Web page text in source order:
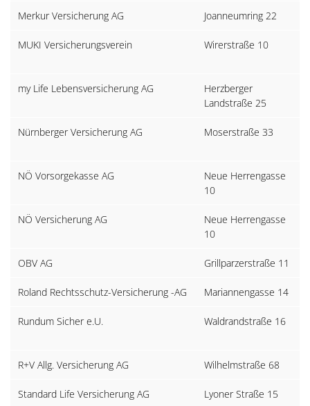
Merkur Versicherung AG Joanneumring 22
MUKI Versicherungsverein Wirerstraße 10
my Life Lebensversicherung AG
Herzberger
Landstraße 25
Nürnberger Versicherung AG Moserstraße 33
NÖ Vorsorgekasse AG
Neue Herrengasse
10
NÖ Versicherung AG
Neue Herrengasse
10
OBV AG Grillparzerstraße 11
Roland Rechtsschutz-Versicherung -AG Mariannengasse 14
Rundum Sicher e.U. Waldrandstraße 16
R+V Allg. Versicherung AG Wilhelmstraße 68
Standard Life Versicherung AG Lyoner Straße 15